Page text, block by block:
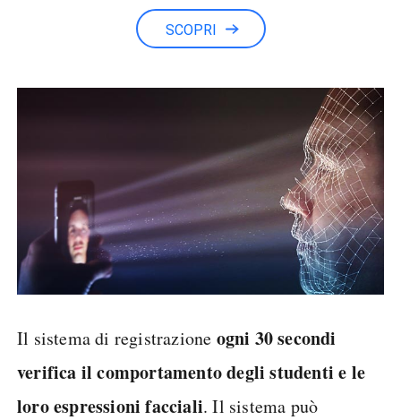
SCOPRI
Il sistema di registrazione ogni 30 secondi
verifica il comportamento degli studenti e le
loro espressioni facciali. Il sistema può